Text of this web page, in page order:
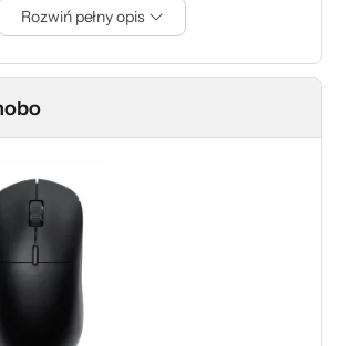
dla topowych marek
strzelankach, ale trzeba
różnymi względami. No i gwarancja
Rozwiń pełny opis